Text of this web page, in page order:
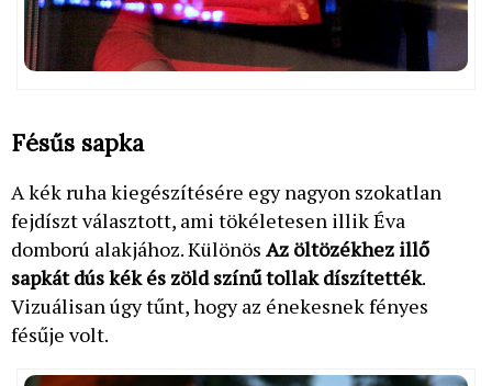
Fésűs sapka
A kék ruha kiegészítésére egy nagyon szokatlan
fejdíszt választott, ami tökéletesen illik Éva
domború alakjához. Különös Az öltözékhez illő
sapkát dús kék és zöld színű tollak díszítették.
Vizuálisan úgy tűnt, hogy az énekesnek fényes
fésűje volt.